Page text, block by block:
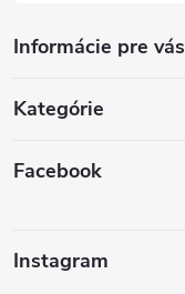
Informácie pre vás
Kategórie
Facebook
Instagram